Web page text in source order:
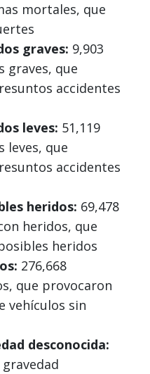
mortales, que
graves: 9,903
graves, que
accidentes
leves: 51,119
leves, que
accidentes
heridos: 69,478
heridos, que
heridos
276,668
que provocaron
vehículos sin
desconocida: